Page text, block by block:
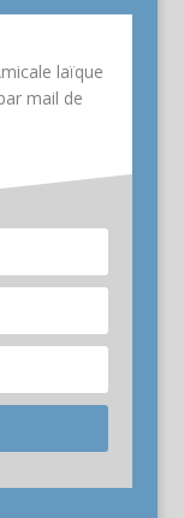
laïque
mail de